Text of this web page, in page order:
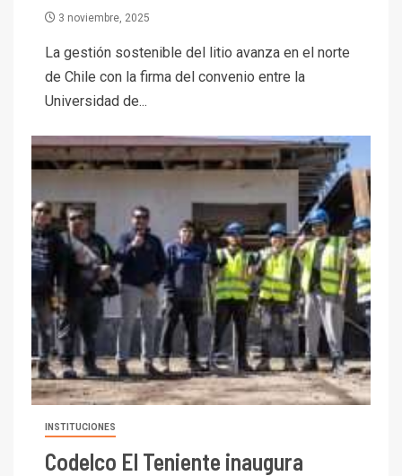
3 noviembre, 2025
La gestión sostenible del litio avanza en el norte
de Chile con la firma del convenio entre la
Universidad de...
INSTITUCIONES
Codelco El Teniente inaugura